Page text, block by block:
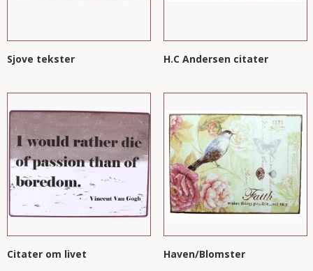
Sjove tekster H.C Andersen citater
Citater om livet Haven/Blomster